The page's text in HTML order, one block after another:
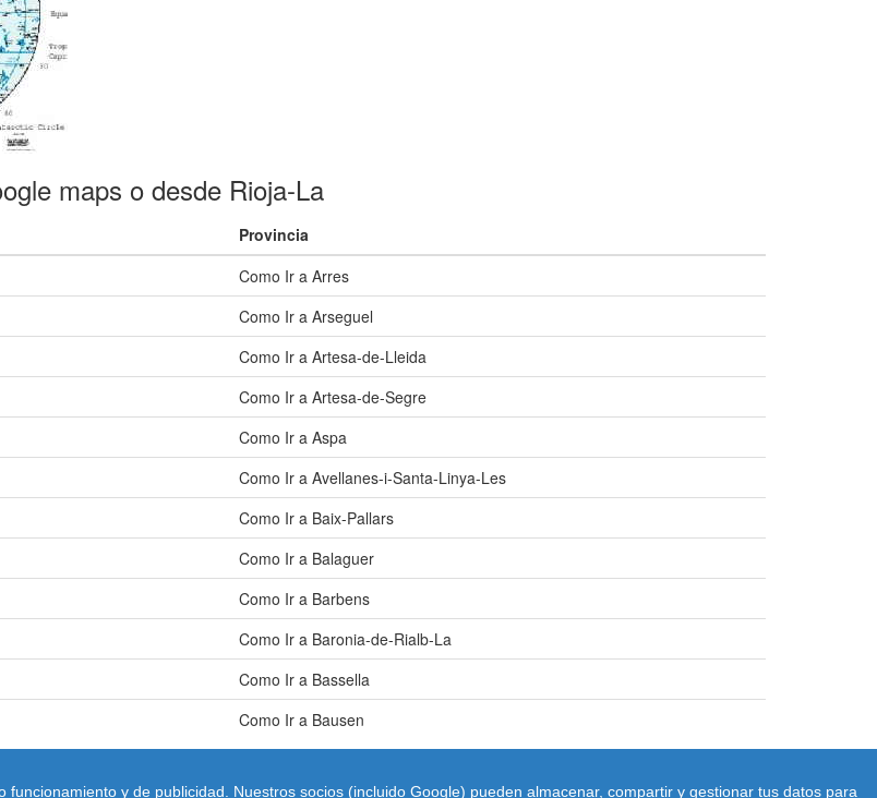
maps o desde Rioja-La
Provincia
Como Ir a Arres
Como Ir a Arseguel
Como Ir a Artesa-de-Lleida
Como Ir a Artesa-de-Segre
Como Ir a Aspa
Como Ir a Avellanes-i-Santa-Linya-Les
Como Ir a Baix-Pallars
Como Ir a Balaguer
Como Ir a Barbens
Como Ir a Baronia-de-Rialb-La
Como Ir a Bassella
Como Ir a Bausen
y de publicidad. Nuestros socios (incluido Google) pueden almacenar, compartir y gestionar tus datos para